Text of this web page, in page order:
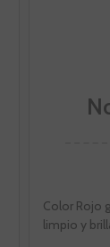
Color Rojo
limpio y